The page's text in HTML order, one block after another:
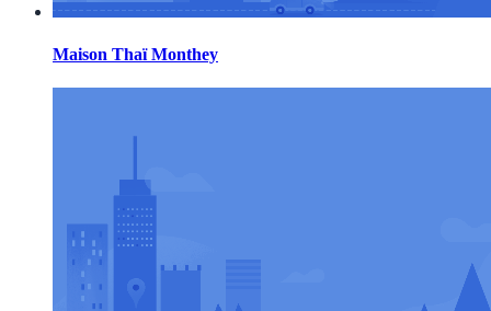
Maison Thaï Monthey